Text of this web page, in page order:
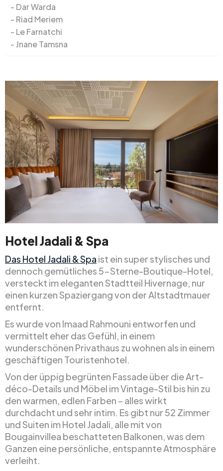
Dar Warda
Riad Meriem
Le Farnatchi
Jnane Tamsna
Hotel Jadali & Spa
Das Hotel Jadali & Spa ist ein super stylisches und
dennoch gemütliches 5-Sterne-Boutique-Hotel,
versteckt im eleganten Stadtteil Hivernage, nur
einen kurzen Spaziergang von der Altstadtmauer
entfernt.
Es wurde von Imaad Rahmouni entworfen und
vermittelt eher das Gefühl, in einem
wunderschönen Privathaus zu wohnen als in einem
geschäftigen Touristenhotel.
Von der üppig begrünten Fassade über die Art-
déco-Details und Möbel im Vintage-Stil bis hin zu
den warmen, edlen Farben – alles wirkt
durchdacht und sehr intim. Es gibt nur 52 Zimmer
und Suiten im Hotel Jadali, alle mit von
Bougainvillea beschatteten Balkonen, was dem
Ganzen eine persönliche, entspannte Atmosphäre
verleiht.